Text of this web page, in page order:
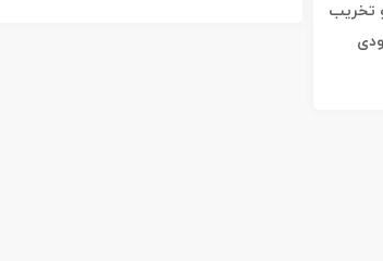
تخریب
زودی